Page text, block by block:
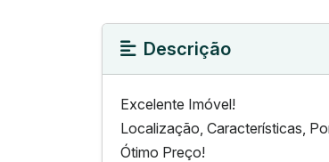
Descrição
Excelente Imóvel!
Localização, Características,
Ótimo Preço!